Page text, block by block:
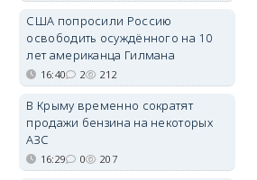
США попросили Россию
освободить осуждённого на 10
лет американца Гилмана
16:40 2 212
В Крыму временно сократят
продажи бензина на некоторых
АЗС
16:29 0 207